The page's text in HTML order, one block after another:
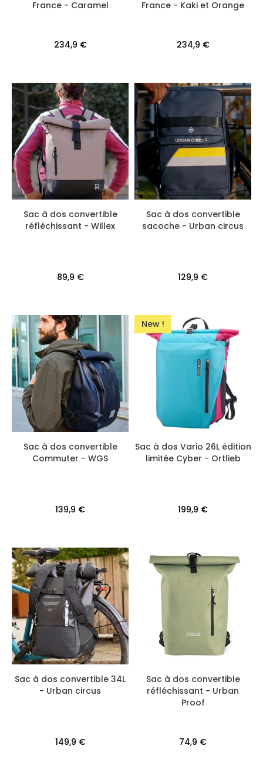
France - Caramel
234,9 €
France - Kaki et Orange
234,9 €
Sac à dos convertible
réfléchissant - Willex
89,9 €
Sac à dos convertible
sacoche - Urban circus
129,9 €
Sac à dos convertible
Commuter - WGS
139,9 €
New !
Sac à dos Vario 26L édition
limitée Cyber - Ortlieb
199,9 €
Sac à dos convertible 34L
- Urban circus
149,9 €
Sac à dos convertible
réfléchissant - Urban
Proof
74,9 €